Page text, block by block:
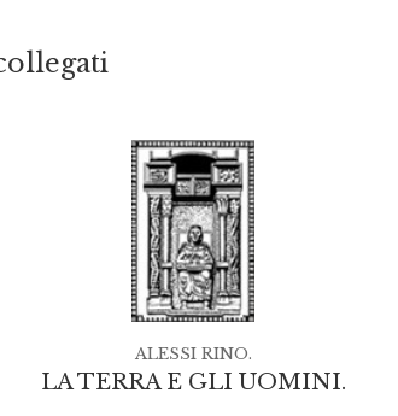
LA TERRA E GLI UOMINI.
ALESSI RINO.